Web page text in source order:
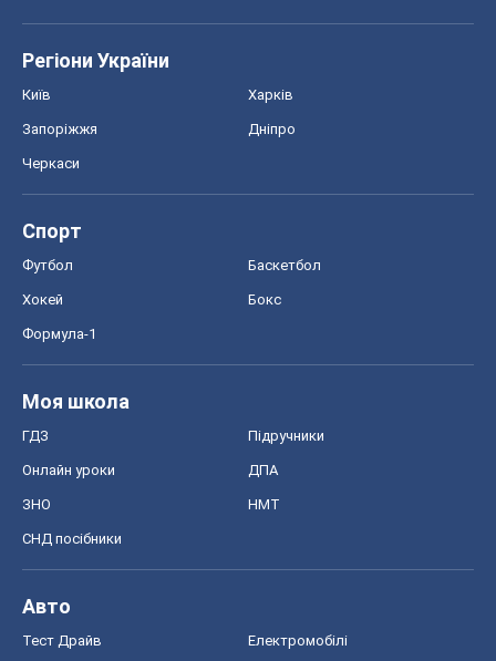
Регіони України
Київ Харків
Запоріжжя Дніпро
Черкаси
Спорт
Футбол Баскетбол
Хокей Бокс
Формула-1
Моя школа
ГДЗ Підручники
Онлайн уроки ДПА
ЗНО НМТ
СНД посібники
Авто
Тест Драйв Електромобілі